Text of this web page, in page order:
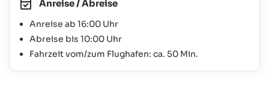
Anreise / Abreise
Anreise ab 16:00 Uhr
Abreise bis 10:00 Uhr
Fahrzeit vom/zum Flughafen: ca. 50 Min.